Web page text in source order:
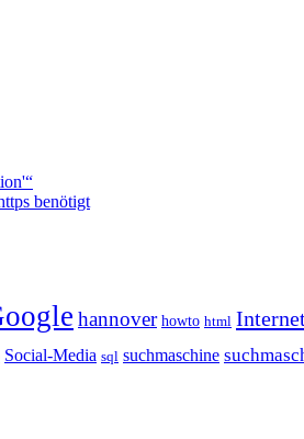
benötigt
hannover howto html
Social-Media sql suchmaschine